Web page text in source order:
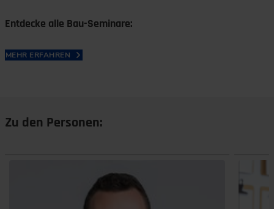
Entdecke alle Bau-Seminare:
MEHR ERFAHREN
Zu den Personen: